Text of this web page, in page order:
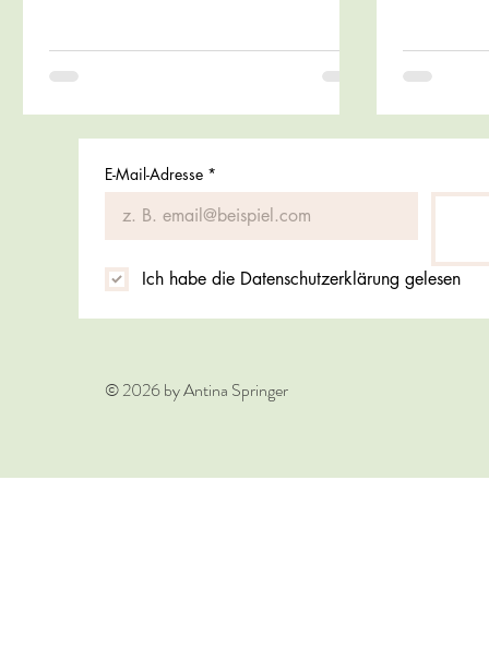
E-Mail-Adresse *
Ich habe die Datenschutzerklärung gelesen
© 2026 by Antina Springer